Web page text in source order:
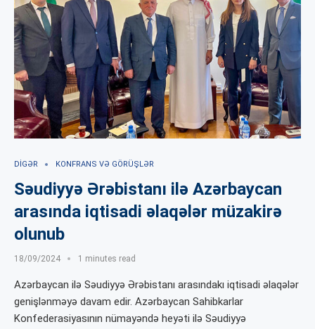
DIGƏR KONFRANS VƏ GÖRÜŞLƏR
Səudiyyə Ərəbistanı ilə Azərbaycan
arasında iqtisadi əlaqələr müzakirə
olunub
18/09/2024 1 minutes read
Azərbaycan ilə Səudiyyə Ərəbistanı arasındakı iqtisadi əlaqələr
genişlənməyə davam edir. Azərbaycan Sahibkarlar
Konfederasiyasının nümayəndə heyəti ilə Səudiyyə